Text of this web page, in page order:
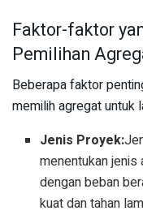
Faktor-faktor
Pemilihan
Beberapa faktor
memilih agregat untuk
Jenis Proyek:
menentukan jenis
dengan beban
kuat dan tahan